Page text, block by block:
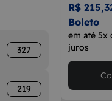
327
219
R$
Boleto
em até 5x
juros